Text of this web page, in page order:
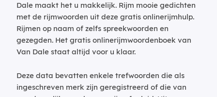
Dale maakt het u makkelijk. Rijm mooie gedichten
met de rijmwoorden uit deze gratis onlinerijmhulp.
Rijmen op naam of zelfs spreekwoorden en
gezegden. Het gratis onlinerijmwoordenboek van
Van Dale staat altijd voor u klaar.
Deze data bevatten enkele trefwoorden die als
ingeschreven merk zijn geregistreerd of die van